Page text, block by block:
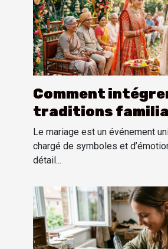
Comment
traditions
une cérémonie de
?
Le mariage est un événement
chargé de symboles et
détail...